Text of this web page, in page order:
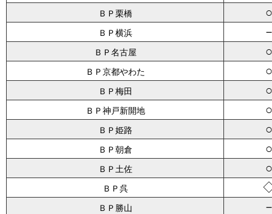
ＢＰ栗橋 ○
ＢＰ横浜
ＢＰ名古屋 ○
ＢＰ京都やわた ○
ＢＰ梅田 ○
ＢＰ神戸新開地 ○
ＢＰ姫路 ○
ＢＰ朝倉 ○
ＢＰ土佐 ○
ＢＰ呉
ＢＰ勝山